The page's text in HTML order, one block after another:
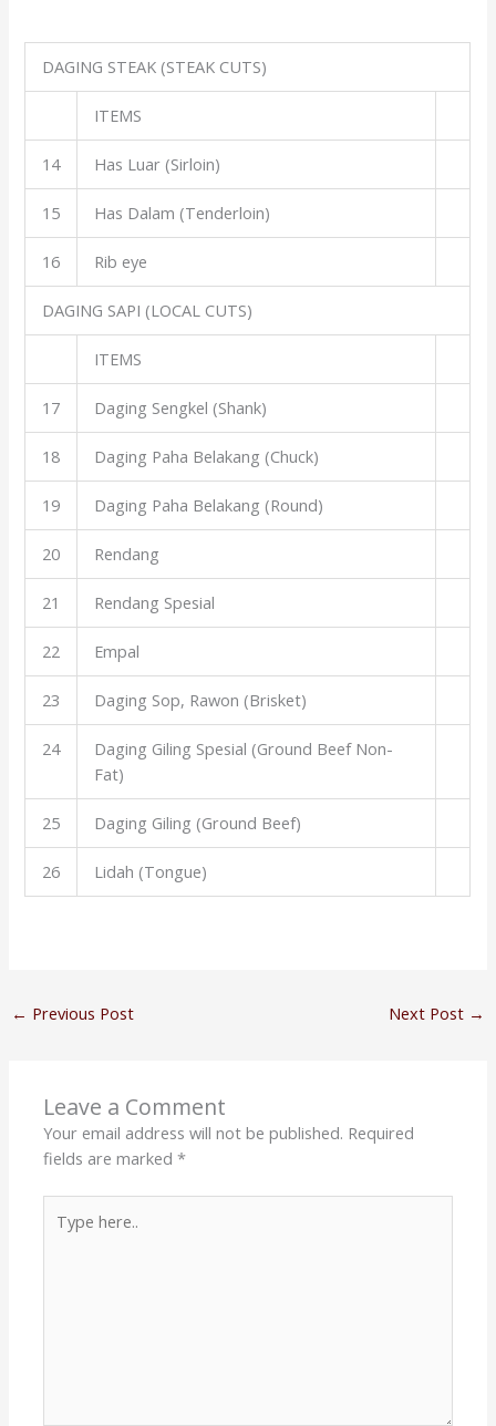
DAGING STEAK (STEAK CUTS)
ITEMS
14 Has Luar (Sirloin)
15 Has Dalam (Tenderloin)
16 Rib eye
DAGING SAPI (LOCAL CUTS)
ITEMS
17 Daging Sengkel (Shank)
18 Daging Paha Belakang (Chuck)
19 Daging Paha Belakang (Round)
20 Rendang
21 Rendang Spesial
22 Empal
23 Daging Sop, Rawon (Brisket)
24
Daging Giling Spesial (Ground Beef Non-
Fat)
25 Daging Giling (Ground Beef)
26 Lidah (Tongue)
← Previous Post Next Post →
Leave a Comment
Your email address will not be published. Required
fields are marked*
here..